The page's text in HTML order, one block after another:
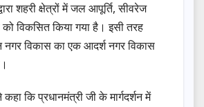
शहरी क्षेत्रों में जल आपूर्ति, सीवरेज
विकसित किया गया है। इसी तरह
नगर विकास का एक आदर्श नगर विकास
कि प्रधानमंत्री जी के मार्गदर्शन में